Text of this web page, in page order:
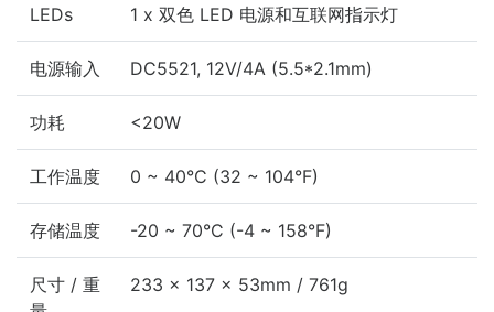
LEDs 1 x 双色 LED 电源和互联网指示灯
电源输入 DC5521, 12V/4A (5.5*2.1mm)
功耗 <20W
工作温度 0 ~ 40°C (32 ~ 104°F)
存储温度 -20 ~ 70°C (-4 ~ 158°F)
尺寸 / 重
233 x 137 x 53mm / 761g